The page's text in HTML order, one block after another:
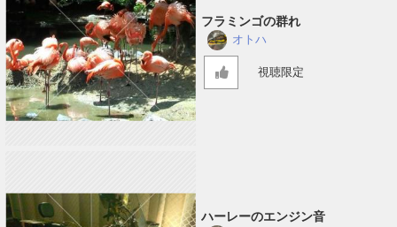
フラミンゴの群れ
オトハ
視聴限定
ハーレーのエンジン音